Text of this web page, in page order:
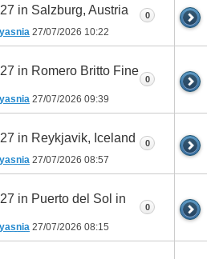
in Salzburg, Austria
27/07/2026 10:22
0
in Romero Britto Fine
27/07/2026 09:39
0
in Reykjavik, Iceland
27/07/2026 08:57
0
in Puerto del Sol in
27/07/2026 08:15
0